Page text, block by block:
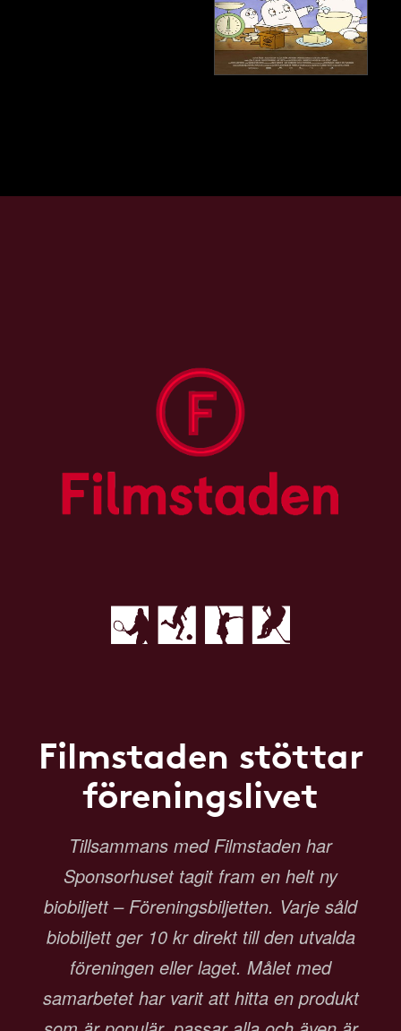
Filmstaden stöttar
föreningslivet
Tillsammans med Filmstaden har
Sponsorhuset tagit fram en helt ny
biobiljett – Föreningsbiljetten. Varje såld
biobiljett ger 10 kr direkt till den utvalda
föreningen eller laget. Målet med
samarbetet har varit att hitta en produkt